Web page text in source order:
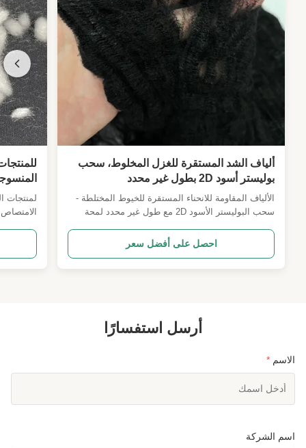
ألياف الشد المستقرة للغزل المخلوط، سحب
بوليستر أسود 2D بطول غير محدد
الألياف المقاومة للانحناء المستقرة للخيوط المختلطة -
سحب البوليستر الأسود 2D مع طول غير محدد لمحة
محدد يمكن تخصيص المواصفات وصف المنتج ألياف
الجذب المستمرة السوداء ذات الأبعاد الثنائية لدينا هي
احصل على أفضل سعر
عالية
لمنتجات
أرسل استفسارًا
الاسم *
اسم الشركة